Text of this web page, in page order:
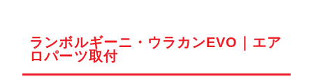
ランボルギーニ・ウラカンEVO｜エア
ロパーツ取付